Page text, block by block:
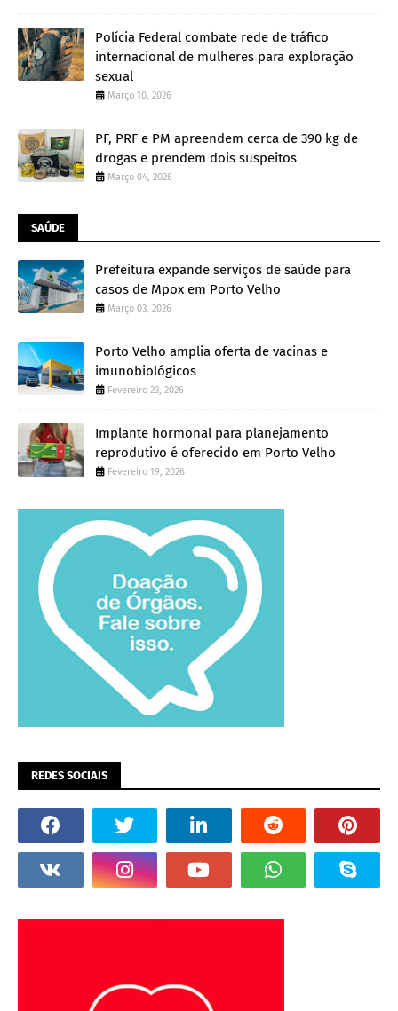
Polícia Federal combate rede de tráfico
internacional de mulheres para exploração
sexual
Março 10, 2026
PF, PRF e PM apreendem cerca de 390 kg de
drogas e prendem dois suspeitos
Março 04, 2026
SAÚDE
Prefeitura expande serviços de saúde para
casos de Mpox em Porto Velho
Março 03, 2026
Porto Velho amplia oferta de vacinas e
imunobiológicos
Fevereiro 23, 2026
Implante hormonal para planejamento
reprodutivo é oferecido em Porto Velho
Fevereiro 19, 2026
REDES SOCIAIS